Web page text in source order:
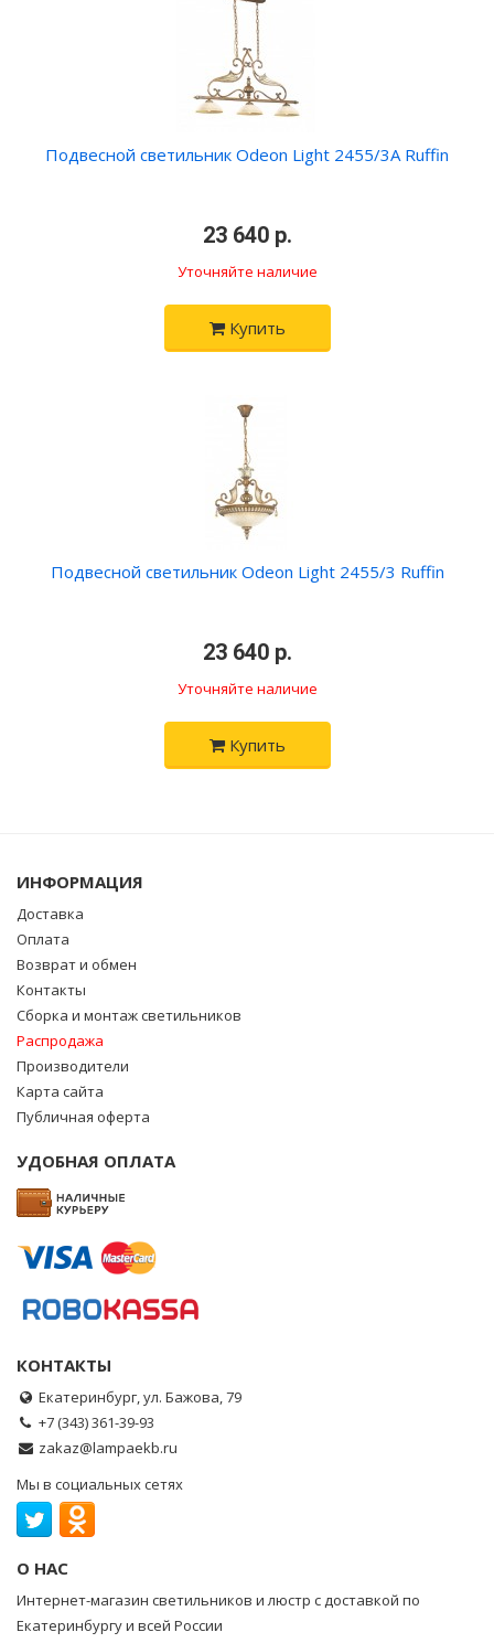
Подвесной светильник Odeon Light 2455/3A Ruffin
23 640 р.
Уточняйте наличие
Купить
Подвесной светильник Odeon Light 2455/3 Ruffin
23 640 р.
Уточняйте наличие
Купить
ИНФОРМАЦИЯ
Доставка
Оплата
Возврат и обмен
Контакты
Сборка и монтаж светильников
Распродажа
Производители
Карта сайта
Публичная оферта
УДОБНАЯ ОПЛАТА
КОНТАКТЫ
Екатеринбург, ул. Бажова, 79
+7 (343) 361-39-93
zakaz@lampaekb.ru
Мы в социальных сетях
О НАС
Интернет-магазин светильников и люстр с доставкой по
Екатеринбургу и всей России